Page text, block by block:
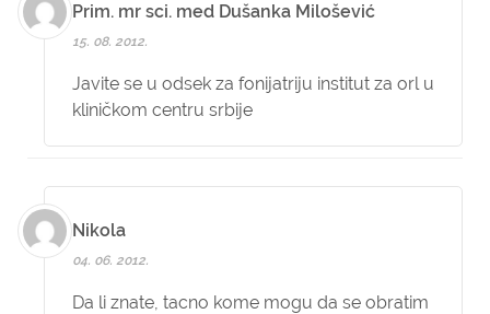
Prim. mr sci. med Dušanka Milošević
15. 08. 2012.
Javite se u odsek za fonijatriju institut za orl u
kliničkom centru srbije
Nikola
04. 06. 2012.
Da li znate, tacno kome mogu da se obratim